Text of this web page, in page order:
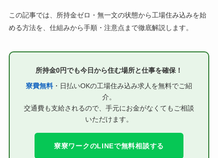
この記事では、所持金ゼロ・無一文の状態から工場住み込みを始
める方法を、仕組みから手順・注意点まで徹底解説します。
所持金0円でも今日から住む場所と仕事を確保！
寮費無料・日払いOKの工場住み込み求人を無料でご紹
介。
交通費も支給されるので、手元にお金がなくてもご相談
いただけます。
寮寮ワークのLINEで無料相談する